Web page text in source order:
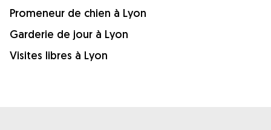
Promeneur de chien à Lyon
Garderie de jour à Lyon
Visites libres à Lyon